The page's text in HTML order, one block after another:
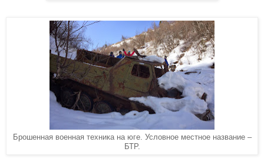
Брошенная военная техника на юге. Условное местное название –
БТР.